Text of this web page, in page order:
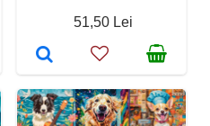
51,50 Lei